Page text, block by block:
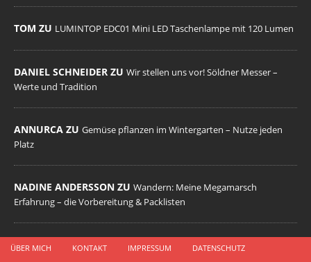
TOM ZU LUMINTOP EDC01 Mini LED Taschenlampe mit 120 Lumen
DANIEL SCHNEIDER ZU Wir stellen uns vor! Söldner Messer –
Werte und Tradition
ANNURCA ZU Gemüse pflanzen im Wintergarten – Nutze jeden
Platz
NADINE ANDERSSON ZU Wandern: Meine Megamarsch
Erfahrung – die Vorbereitung & Packlisten
ÜBER MICH KONTAKT IMPRESSUM DATENSCHUTZ